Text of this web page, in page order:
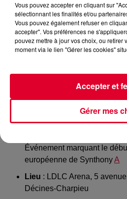
Le showSynthonyest une fusion
Synthony s'arrête en France pour
avec Radio FG
SYNTHONY À LYON – LDLC ARENA
Événement marquant le
européenne de SynthonyA
Lieu : LDLC Arena, 5
Décines-Charpieu
Vous pouvez accepter en cliquant sur
sélectionnant les finalités et/ou
Vous pouvez également refuser en
accepter". Vos préférences ne
pouvez mettre à jour vos choix, ou retirer
moment via le lien "Gérer les cookies"
Gérer mes
Accepter et